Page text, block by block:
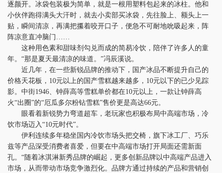
逐颜开。冰袋包装极为简单，就是一根用塑料包起来的冰柱。他和
小伙伴跑得满头大汗时，就去小卖部买冰袋，先往脸上、额头上一
贴，瞬间清凉，再满把攥着咬开口子，便急不可耐地吮吸起来，阵
阵凉意直冲脑门……
这种用色素和甜味剂勾兑而成的简易冷饮，陪伴了许多人的童
年。“那是夏天最清凉的味道。”冯辰溪说。
近几年，在一些新锐品牌的推动下，国产冰品不断提升自己的
价格天花板，10元以上的国产雪糕越来越多，10元以下的已少见踪
影。中街1946、钟薛高等雪糕单价都在10元以上，一款让钟薛高
火“出圈”的“厄瓜多尔粉钻雪糕”售价更是高达66元。
眼看着新锐势力弯道超车，老玩家也积极布局中高端市场，冷
饮市场迈入“10元时代”。
伊利连续多年稳坐国内冷饮市场头把交椅，旗下冰工厂、巧乐
兹等产品深受消费者喜爱，但要在中高端市场打开局面还需新面
孔。“随着冰淇淋新秀品牌的崛起，更多创新品牌以中高端产品进入
市场，从而带动市场竞争激烈化。品牌方通过持续的产品和营销创